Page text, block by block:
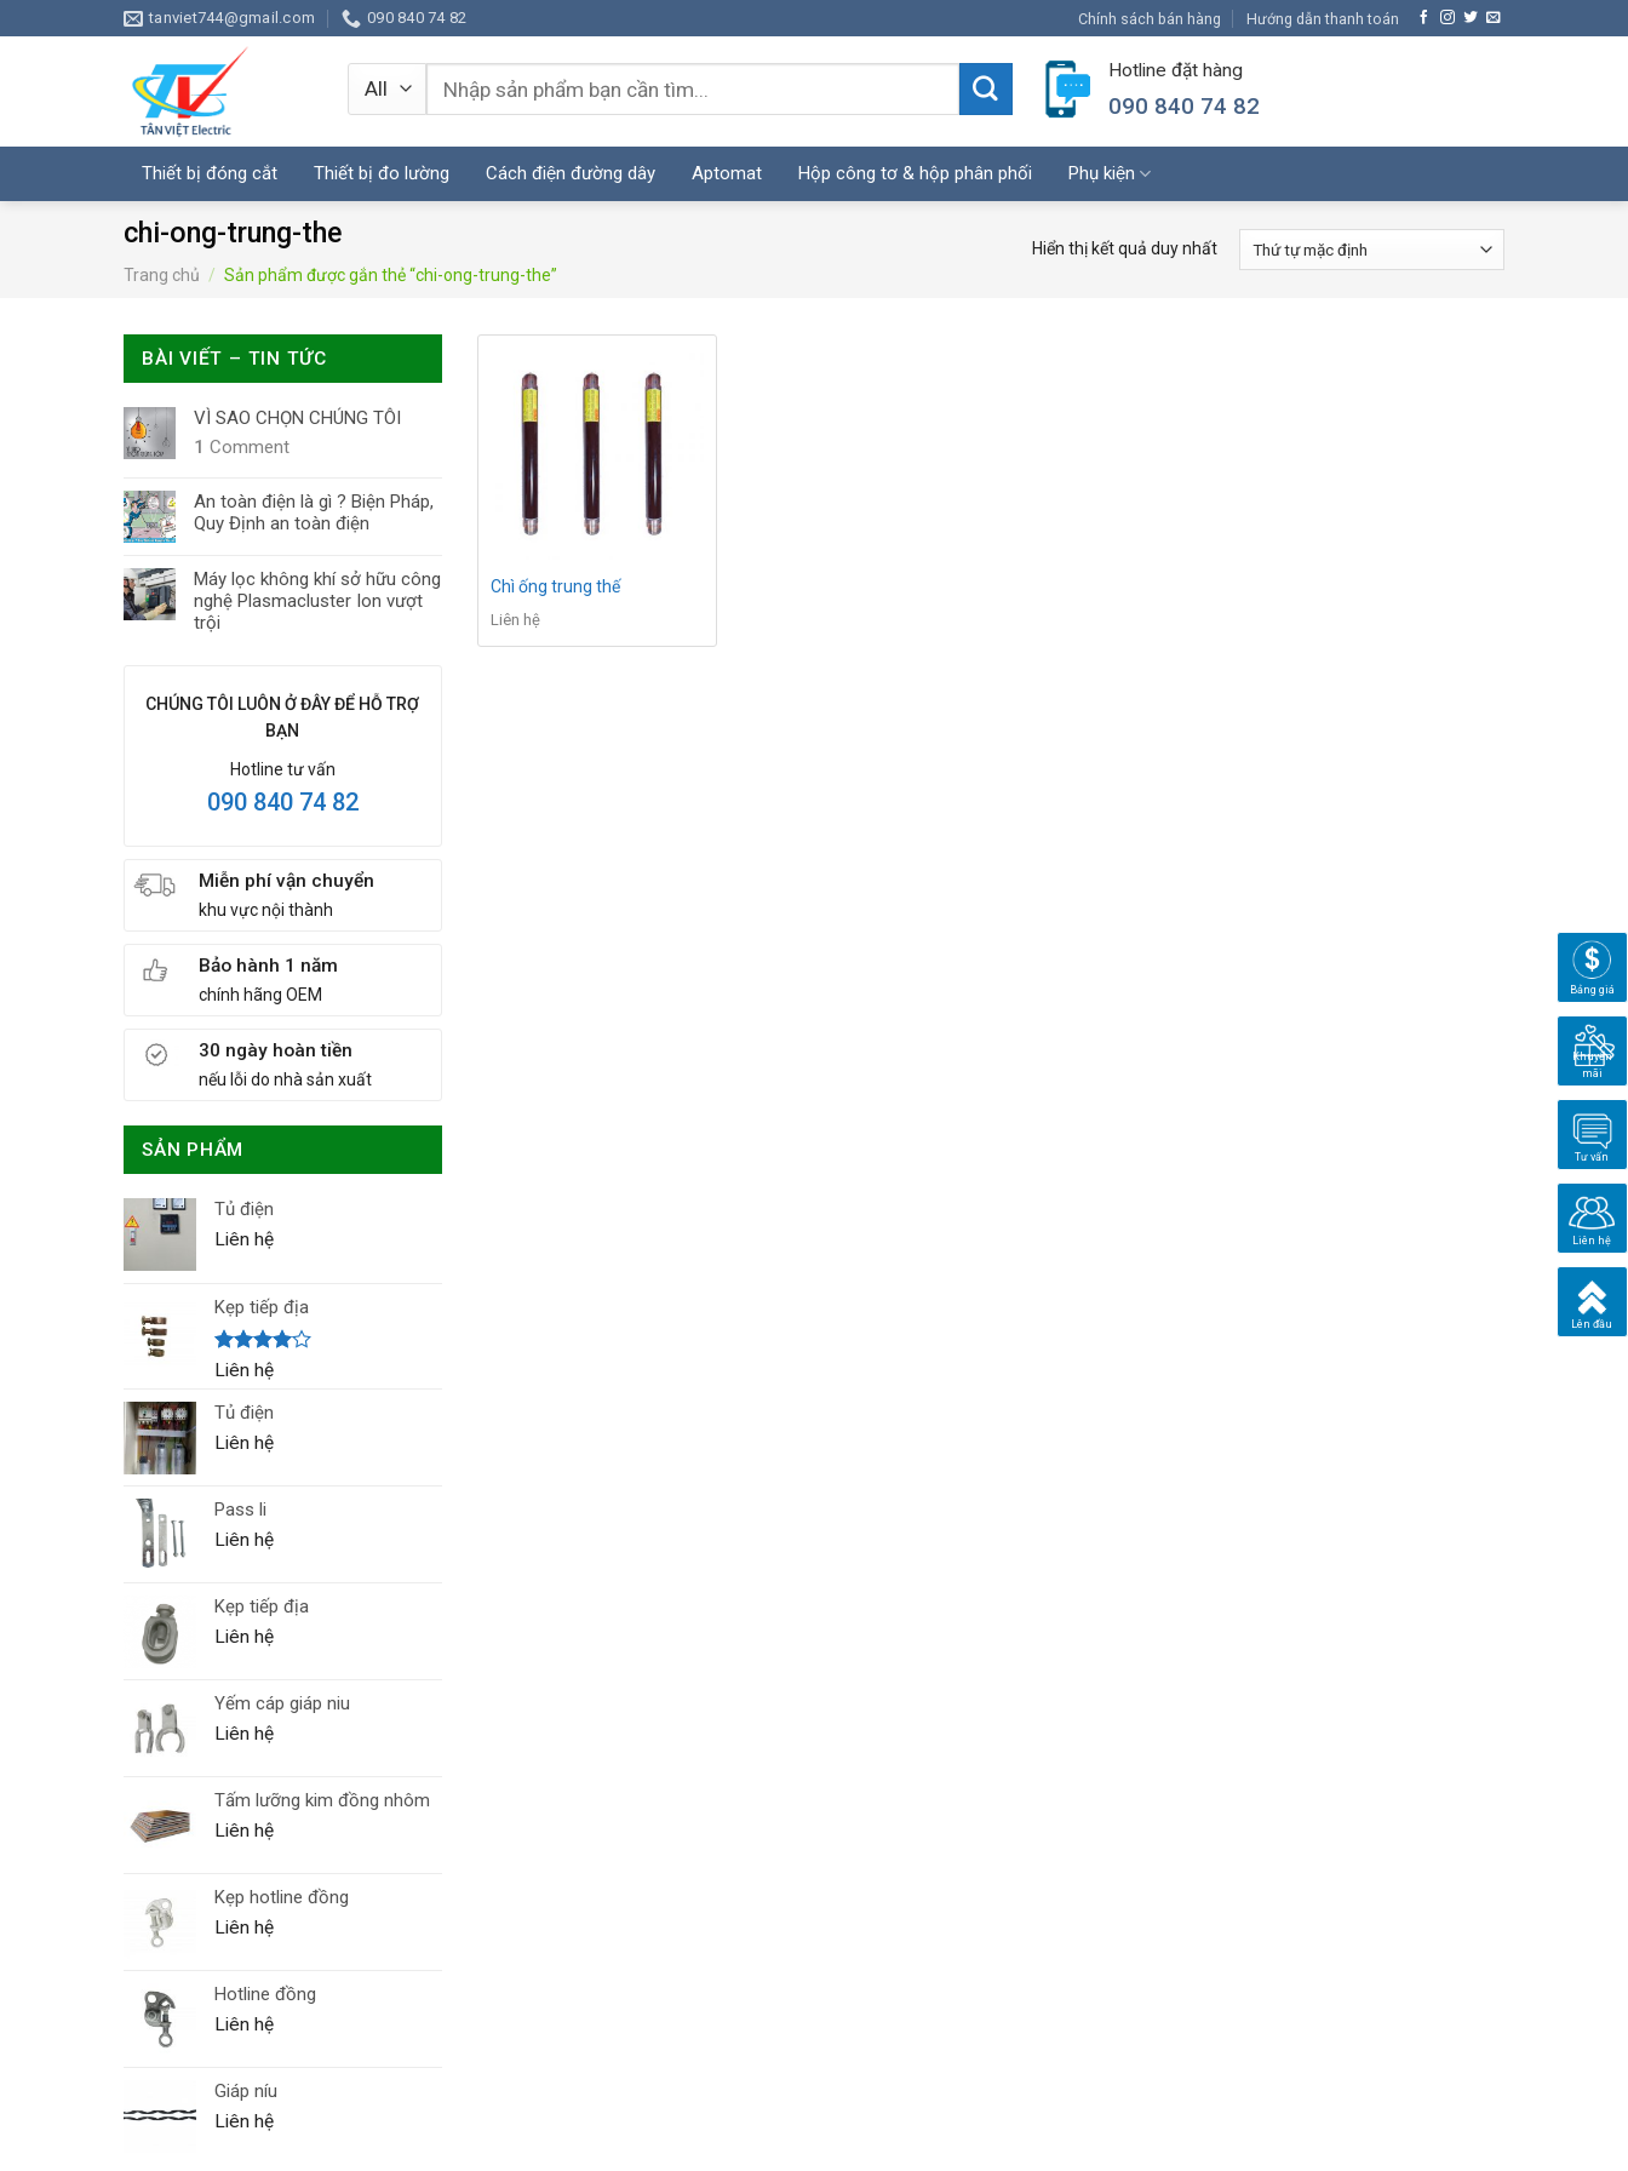
to
tanviet744@gmail.com 090 840 74 82 Chính sách bán hàng Hướng dẫn thanh toán
Tìm
kiếm:
Hotline đặt hàng
090 840 74 82
Thiết bị đóng cắt Thiết bị đo lường Cách điện đường dây Aptomat Hộp công tơ & hộp phân phối Phụ kiện
chi-ong-trung-the
Trang chủ / Sản phẩm được gắn thẻ “chi-ong-trung-the”
Hiển thị kết quả duy nhất
BÀI VIẾT – TIN TỨC
VÌ SAO CHỌN CHÚNG TÔI
1 Comment
An toàn điện là gì ? Biện Pháp,
Quy Định an toàn điện
Máy lọc không khí sở hữu công
nghệ Plasmacluster Ion vượt
trội
CHÚNG TÔI LUÔN Ở ĐÂY ĐỂ HỖ TRỢ
BẠN
Hotline tư vấn
090 840 74 82
Miễn phí vận chuyển
khu vực nội thành
Bảo hành 1 năm
chính hãng OEM
30 ngày hoàn tiền
nếu lỗi do nhà sản xuất
SẢN PHẨM
Tủ điện
Liên hệ
Kẹp tiếp địa
Được
4.005
Liên hệ
Tủ điện
Liên hệ
Pass li
Liên hệ
Kẹp tiếp địa
Liên hệ
Yếm cáp giáp niu
Liên hệ
Tấm lưỡng kim đồng nhôm
Liên hệ
Kẹp hotline đồng
Liên hệ
Hotline đồng
Liên hệ
Giáp níu
Liên hệ
Chì ống trung thế
Liên hệ
Bảng giá
Khuyến
mãi
Tư vấn
Liên hệ
Lên đầu